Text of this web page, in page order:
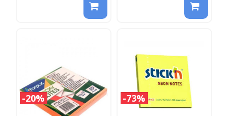
20% 73%